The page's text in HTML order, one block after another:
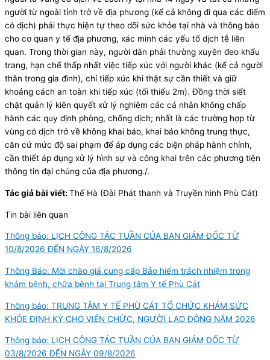
người từ ngoài tỉnh trở về địa phương (kể cả không đi qua các điểm
có dịch) phải thực hiện tự theo dõi sức khỏe tại nhà và thông báo
cho cơ quan y tế địa phương, xác minh các yếu tố dịch tễ liên
quan. Trong thời gian này, người dân phải thường xuyên đeo khẩu
trang, hạn chế thấp nhất việc tiếp xúc với người khác (kể cả người
thân trong gia đình), chỉ tiếp xúc khi thật sự cần thiết và giữ
khoảng cách an toàn khi tiếp xúc (tối thiểu 2m). Đồng thời siết
chặt quản lý kiên quyết xử lý nghiêm các cá nhân không chấp
hành các quy định phòng, chống dịch; nhất là các trường hợp từ
vùng có dịch trở về không khai báo, khai báo không trung thực,
căn cứ mức độ sai phạm để áp dụng các biện pháp hành chính,
cần thiết áp dụng xử lý hình sự và công khai trên các phương tiện
thông tin đại chúng của địa phương./.
Tác giả bài viết: Thế Hà (Đài Phát thanh và Truyền hình Phù Cát)
Tin bài liên quan
Thông báo: LỊCH CÔNG TÁC TUẦN CỦA BAN GIÁM ĐỐC TỪ
10/8/2026 ĐẾN NGÀY 16/8/2026
Thông Báo: Mời chào giá cung cấp Bảo hiểm trách nhiệm trong
khám bệnh, chữa bệnh tại Trung tâm Y tế Phù Cát
Thông báo: TRUNG TÂM Y TẾ PHÙ CÁT TỔ CHỨC KHÁM SỨC
KHỎE ĐỊNH KỲ CHO VIÊN CHỨC, NGƯỜI LAO ĐỘNG NĂM 2026
Thông báo: LỊCH CÔNG TÁC TUẦN CỦA BAN GIÁM ĐỐC TỪ
03/8/2026 ĐẾN NGÀY 09/8/2026